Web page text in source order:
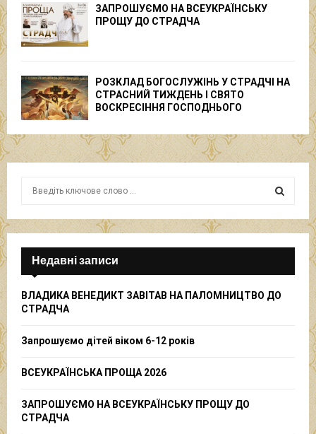
ЗАПРОШУЄМО НА ВСЕУКРАЇНСЬКУ
ПРОЩУ ДО СТРАДЧА
РОЗКЛАД БОГОСЛУЖІНЬ У СТРАДЧІ НА
СТРАСНИЙ ТИЖДЕНЬ І СВЯТО
ВОСКРЕСІННЯ ГОСПОДНЬОГО
r
f
r
S
E
A
Недавні записи
ВЛАДИКА ВЕНЕДИКТ ЗАВІТАВ НА ПАЛОМНИЦТВО ДО
СТРАДЧА
Запрошуємо дітей віком 6-12 років
ВСЕУКРАЇНСЬКА ПРОЩА 2026
ЗАПРОШУЄМО НА ВСЕУКРАЇНСЬКУ ПРОЩУ ДО
СТРАДЧА